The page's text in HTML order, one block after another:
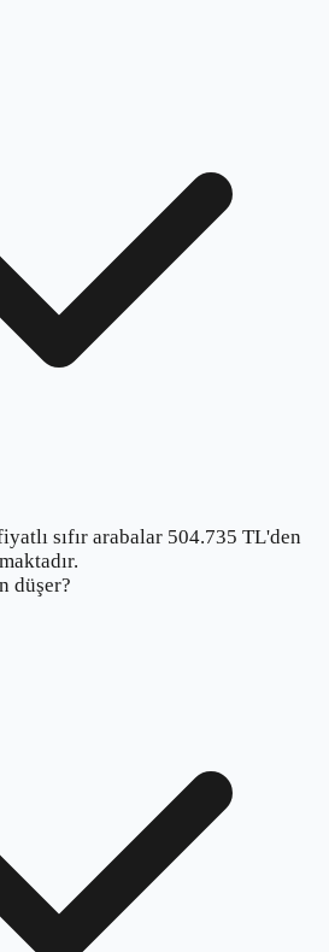
sıfır arabalar 504.735 TL'den
düşer?